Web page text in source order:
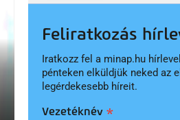
Feliratkozás
Iratkozz fel a minap.hu
pénteken elküldjük neked az
legérdekesebb híreit.
Vezetéknév